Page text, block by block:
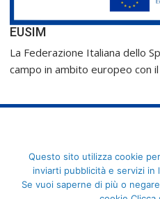
EUSIM
La Federazione Italiana dello
campo in ambito europeo con
FederCUSI: Federazione
Angelo Brofferio, 7 -
Questo sito utilizza cookie
inviarti pubblicità e servizi
Se vuoi saperne di più o